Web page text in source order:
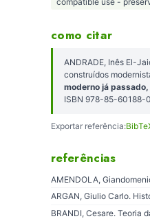
como citar
ANDRADE, Inês El-
construídos
moderno já
ISBN 978-85-60188-
Exportar referência:
referências
AMENDOLA,
ARGAN, Giulio Carlo.
BRANDI, Cesare. Teoria